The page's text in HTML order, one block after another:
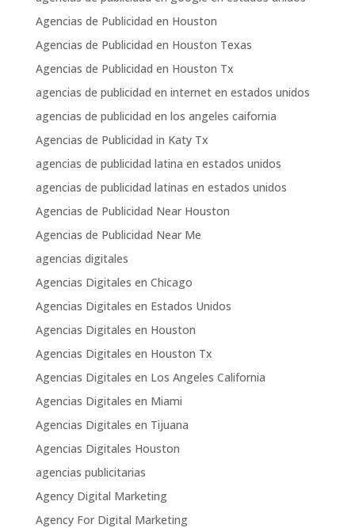
Agencias de Publicidad en Houston
Agencias de Publicidad en Houston Texas
Agencias de Publicidad en Houston Tx
agencias de publicidad en internet en estados unidos
agencias de publicidad en los angeles caifornia
Agencias de Publicidad in Katy Tx
agencias de publicidad latina en estados unidos
agencias de publicidad latinas en estados unidos
Agencias de Publicidad Near Houston
Agencias de Publicidad Near Me
agencias digitales
Agencias Digitales en Chicago
Agencias Digitales en Estados Unidos
Agencias Digitales en Houston
Agencias Digitales en Houston Tx
Agencias Digitales en Los Angeles California
Agencias Digitales en Miami
Agencias Digitales en Tijuana
Agencias Digitales Houston
agencias publicitarias
Agency Digital Marketing
Agency For Digital Marketing